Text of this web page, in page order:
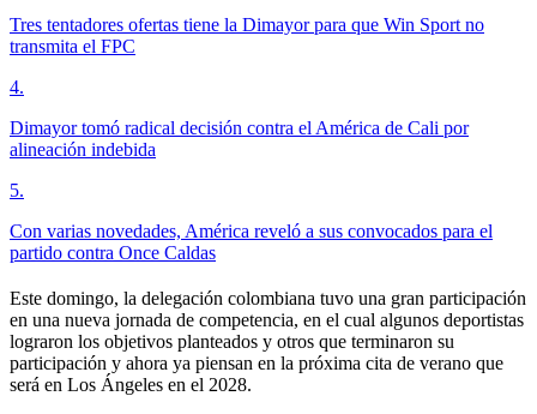
Tres tentadores ofertas tiene la Dimayor para que Win Sport no
transmita el FPC
4.
Dimayor tomó radical decisión contra el América de Cali por
alineación indebida
5.
Con varias novedades, América reveló a sus convocados para el
partido contra Once Caldas
Este domingo, la delegación colombiana tuvo una gran participación
en una nueva jornada de competencia, en el cual algunos deportistas
lograron los objetivos planteados y otros que terminaron su
participación y ahora ya piensan en la próxima cita de verano que
será en Los Ángeles en el 2028.